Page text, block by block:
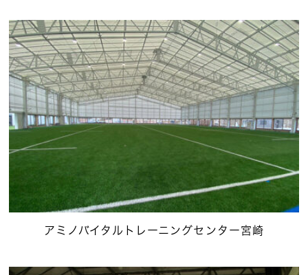
アミノバイタルトレーニングセンター宮崎